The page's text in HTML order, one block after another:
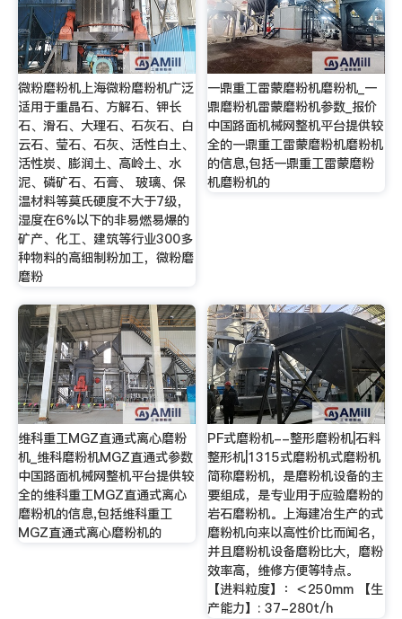
微粉磨粉机上海微粉磨粉机广泛
适用于重晶石、方解石、钾长
石、滑石、大理石、石灰石、白
云石、莹石、石灰、活性白土、
活性炭、膨润土、高岭土、水
泥、磷矿石、石膏、 玻璃、保
温材料等莫氏硬度不大于7级，
湿度在6%以下的非易燃易爆的
矿产、化工、建筑等行业300多
种物料的高细制粉加工，微粉磨
磨粉
一鼎重工雷蒙磨粉机磨粉机_一
鼎磨粉机雷蒙磨粉机参数_报价
中国路面机械网整机平台提供较
全的一鼎重工雷蒙磨粉机磨粉机
的信息,包括一鼎重工雷蒙磨粉
机磨粉机的
维科重工MGZ直通式离心磨粉
机_维科磨粉机MGZ直通式参数
中国路面机械网整机平台提供较
全的维科重工MGZ直通式离心
磨粉机的信息,包括维科重工
MGZ直通式离心磨粉机的
PF式磨粉机--整形磨粉机|石料
整形机|1315式磨粉机式磨粉机
简称磨粉机，是磨粉机设备的主
要组成，是专业用于应验磨粉的
岩石磨粉机。上海建冶生产的式
磨粉机向来以高性价比而闻名，
并且磨粉机设备磨粉比大，磨粉
效率高，维修方便等特点。
【进料粒度】：＜250mm 【生
产能力】: 37-280t/h